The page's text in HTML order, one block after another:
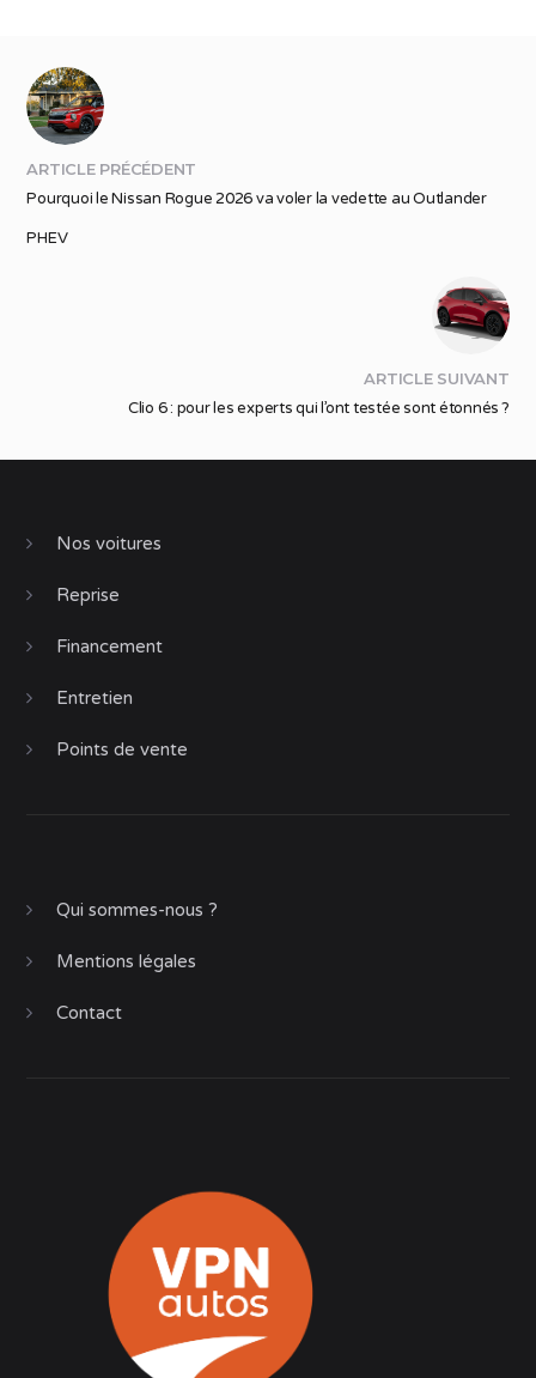
ARTICLE PRÉCÉDENT
Pourquoi le Nissan Rogue 2026 va voler la vedette au Outlander
PHEV
ARTICLE SUIVANT
Clio 6 : pour les experts qui l’ont testée sont étonnés ?
Nos voitures
Reprise
Financement
Entretien
Points de vente
Qui sommes-nous ?
Mentions légales
Contact